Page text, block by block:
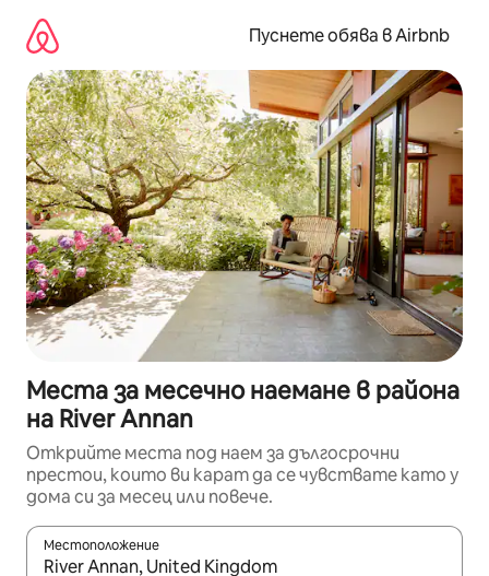
съдържанието
Пуснете обява в Airbnb
Места за месечно наемане в района
на River Annan
Открийте места под наем за дългосрочни
престои, които ви карат да се чувствате като у
дома си за месец или повече.
Местоположение
Когато резултатите се покажат, използвайте